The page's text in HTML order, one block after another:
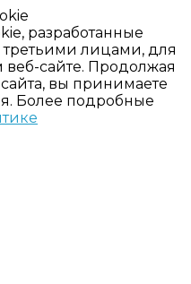
разработанные
лицами, для
сайте. Продолжая
вы принимаете
Более подробные